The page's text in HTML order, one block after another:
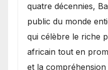
quatre décennies,
public du monde
qui célèbre le riche
africain tout en
et la